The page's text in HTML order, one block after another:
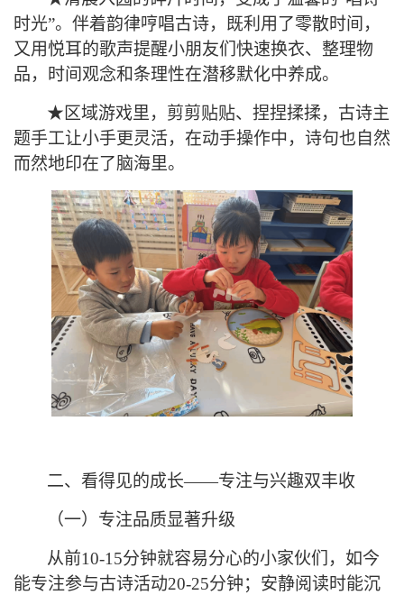
时光”。 伴着韵律哼唱古诗，既利用了零散时间，
又用悦耳的歌声提醒小朋友们快速换衣、整理物
品，时间观念和条理性在潜移默化中养成。
★ 区域游戏里，剪剪贴贴、捏捏揉揉，古诗主
题手工让小手更灵活，在动手操作中，诗句也自然
而然地印在了脑海里。
二、 看得见的成长——专注与兴趣双丰收
（一） 专注品质显著升级
从前10-15分钟就容易分心的小家伙们，如今
能专注参与古诗活动20-25分钟；安静阅读时能沉